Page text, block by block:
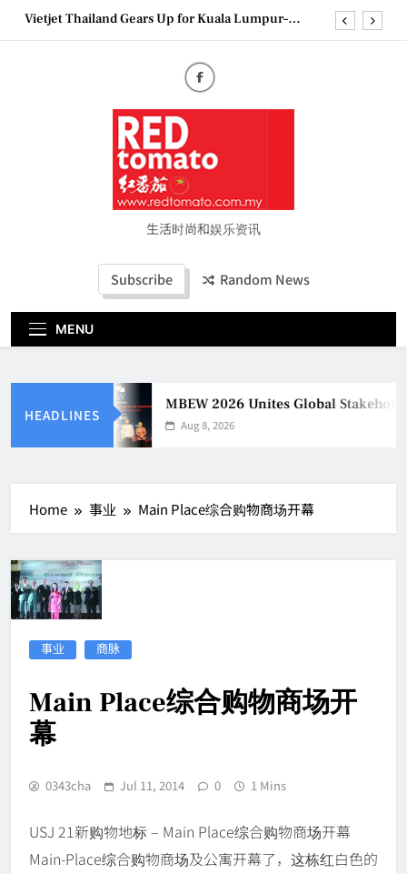
SkipVietjet Thailand Gears Up for Kuala Lumpur–
Couture Fashion Week Malaysia 2026– Press
MBEW 2026 Unites Global Stakeholders to Shape
the Future of Business Events
Vietjet Thailand Gears Up for Kuala Lumpur–
Bangkok Service Launch on9 October
Epson reinvents affordable printing with next-
generation EcoTank Series生活时尚和娱乐资讯
Subscribe Random News
MENU
HEADLINES
MBEW 2026 Unites Global
Aug 8, 2026
Home 事业 Main Place综合购物商场开幕
事业 商脉
Main Place综合购物商场开
幕
0343cha Jul 11, 2014 0 1 Mins
USJ 21新购物地标 – Main Place综合购物商场开幕
Main-Place综合购物商场及公寓开幕了，这栋红白色的